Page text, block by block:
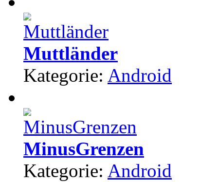
Muttländer
Kategorie: Android
MinusGrenzen
Kategorie: Android